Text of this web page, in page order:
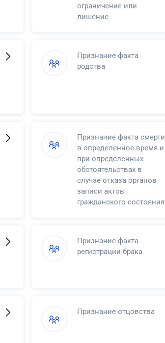
ограничение или
лишение
восемнадцати лет права
самостоятельно
Признание факта
родства
Признание факта смерти
в определенное время и
при определенных
обстоятельствах в
случае отказа органов
записи актов
гражданского состояния
Признание факта
регистрации брака
Признание отцовства